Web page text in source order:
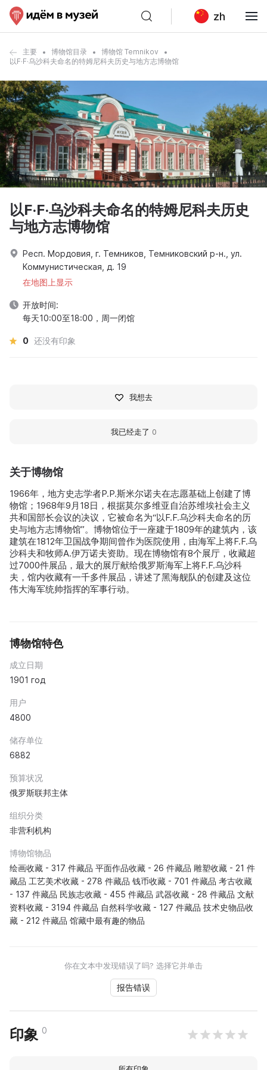
zh
主要 博物馆目录
博物馆 Temnikov
以F·F·乌沙科夫命名的特姆尼科夫历史与地方志博物馆
关于博物馆
1966年，地方史志学者P.P.斯米尔诺夫在志愿基础上创建了博
物馆；1968年9月18日，根据莫尔多维亚自治苏维埃社会主义
共和国部长会议的决议，它被命名为“以F.F.乌沙科夫命名的历
史与地方志博物馆”。博物馆位于一座建于1809年的建筑内，该
建筑在1812年卫国战争期间曾作为医院使用，由海军上将F.F.乌
沙科夫和牧师A.伊万诺夫资助。现在博物馆有8个展厅，收藏超
过7000件展品，最大的展厅献给俄罗斯海军上将F.F.乌沙科
夫，馆内收藏有一千多件展品，讲述了黑海舰队的创建及这位
伟大海军统帅指挥的军事行动。
博物馆特色
成立日期
1901 год
用户
4800
储存单位
6882
预算状况
俄罗斯联邦主体
组织分类
非营利机构
博物馆物品
绘画收藏 - 317 件藏品 平面作品收藏 - 26 件藏品 雕塑收藏 - 21 件
藏品 工艺美术收藏 - 278 件藏品 钱币收藏 - 701 件藏品 考古收藏
- 137 件藏品 民族志收藏 - 455 件藏品 武器收藏 - 28 件藏品 文献
资料收藏 - 3194 件藏品 自然科学收藏 - 127 件藏品 技术史物品收
藏 - 212 件藏品 馆藏中最有趣的物品
你在文本中发现错误了吗? 选择它并单击
报告错误
印象 0
以F·F·乌沙科夫命名的特姆尼科夫历史
与地方志博物馆
Респ. Мордовия, г. Темников, Темниковский р-н., ул.
Коммунистическая, д. 19
在地图上显示
开放时间:
每天10:00至18:00，周一闭馆
0 还没有印象
我想去
我已经走了 0